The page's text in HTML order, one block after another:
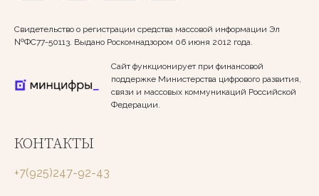
Свидетельство о регистрации средства массовой информации Эл
№ФС77-50113. Выдано Роскомнадзором 06 июня 2012 года.
Сайт функционирует при финансовой
поддержке Министерства цифрового развития,
связи и массовых коммуникаций Российской
Федерации.
КОНТАКТЫ
+7(925)247-92-43